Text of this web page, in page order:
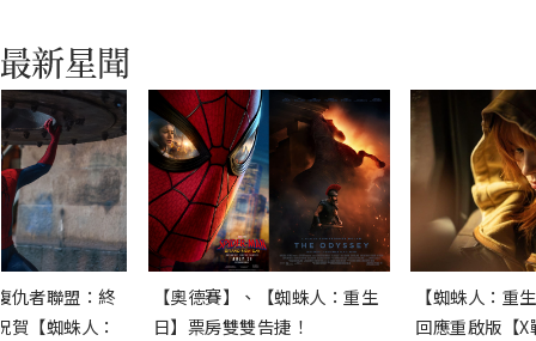
仇者聯盟：終
賀【蜘蛛人：
【奧德賽】、【蜘蛛人：重生
日】票房雙雙告捷！
【蜘蛛人：重
回應重啟版【